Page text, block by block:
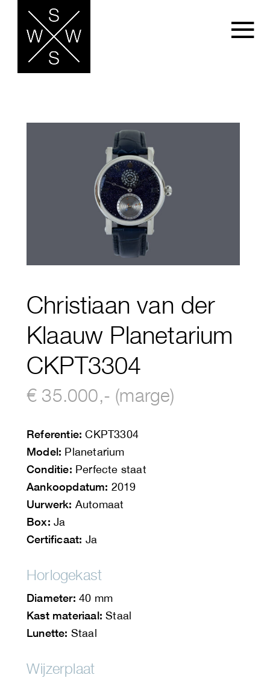
Christiaan van der
Klaauw Planetarium
CKPT3304
€ 35.000,- (marge)
Referentie: CKPT3304
Model: Planetarium
Conditie: Perfecte staat
Aankoopdatum: 2019
Uurwerk: Automaat
Box: Ja
Certificaat: Ja
Horlogekast
Diameter: 40 mm
Kast materiaal: Staal
Lunette: Staal
Wijzerplaat